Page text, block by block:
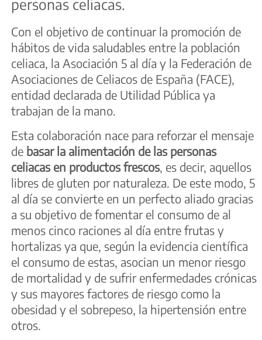
personas celiacas.
Con el objetivo de continuar la promoción de
hábitos de vida saludables entre la población
celiaca, la Asociación 5 al día y la Federación de
Asociaciones de Celiacos de España (FACE),
entidad declarada de Utilidad Pública ya
trabajan de la mano.
Esta colaboración nace para reforzar el mensaje
de basar la alimentación de las personas
celiacas en productos frescos, es decir, aquellos
libres de gluten por naturaleza. De este modo, 5
al día se convierte en un perfecto aliado gracias
a su objetivo de fomentar el consumo de al
menos cinco raciones al día entre frutas y
hortalizas ya que, según la evidencia científica
el consumo de estas, asocian un menor riesgo
de mortalidad y de sufrir enfermedades crónicas
y sus mayores factores de riesgo como la
obesidad y el sobrepeso, la hipertensión entre
otros.